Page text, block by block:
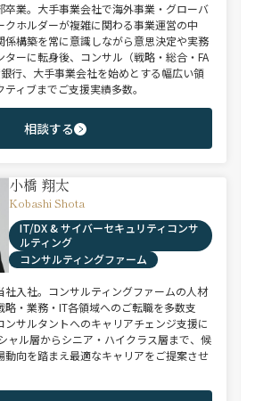
卒業。大手事業会社で海外事業・グローバ
クホルダーが複雑に関わる事業運営の中
係構築を常に意識しながら意思決定や実務
ターに転身後、コンサル（戦略・総合・FA
行、大手事業会社を始めとする幅広い領
ィブまでご支援実績多数。
相談する
小橋 翔太
Kobashi Shota
IT/DX & サイバーセキュリティコンサ
ルティング
コンサルティングファーム
社入社。コンサルティングファームの人材
略・業務・IT各領域へのご転職を多数支
サルタントへのキャリアチェンジ支援に
ャル層からシニア・ハイクラス層まで、候
動向を踏まえ最適なキャリアをご提案させ